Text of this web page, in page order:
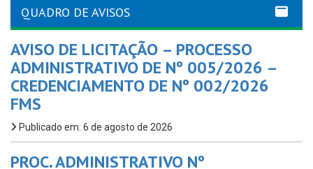
QUADRO DE AVISOS
AVISO DE LICITAÇÃO – PROCESSO
ADMINISTRATIVO DE Nº 005/2026 –
CREDENCIAMENTO DE Nº 002/2026
FMS
Publicado em: 6 de agosto de 2026
PROC. ADMINISTRATIVO Nº